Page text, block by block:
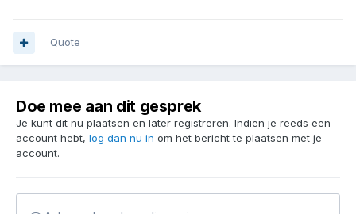
Quote
Doe mee aan dit gesprek
Je kunt dit nu plaatsen en later registreren. Indien je reeds een
account hebt, log dan nu in om het bericht te plaatsen met je
account.